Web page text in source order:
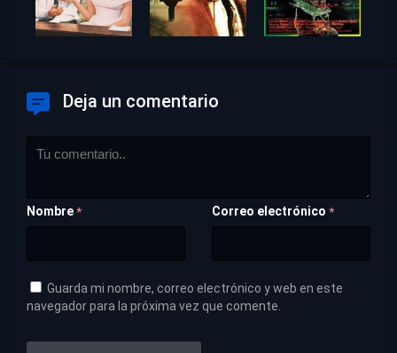
Deja un comentario
Nombre * Correo electrónico *
Guarda mi nombre, correo electrónico y web en este
navegador para la próxima vez que comente.